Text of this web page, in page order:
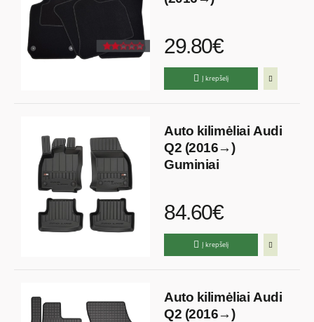
29.80€
Į krepšelį
Auto kilimėliai Audi
Q2 (2016→)
Guminiai
84.60€
Į krepšelį
Auto kilimėliai Audi
Q2 (2016→)